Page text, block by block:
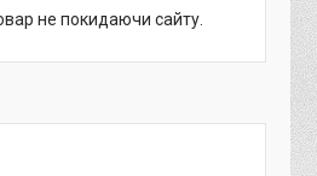
не покидаючи сайту.